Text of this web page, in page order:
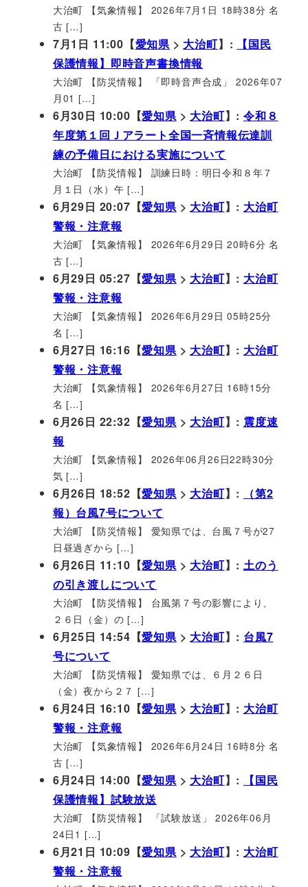
大治町 【気象情報】 2026年7月1日 18時38分 名
古 […]
7月1日 11:00【愛知県 > 大治町】:
【国民
保護情報】即時音声書換情報
大治町 【防災情報】 「即時音声合成」 2026年07
月01 […]
6月30日 10:00【愛知県> 大治町】:令和８
年度第１回Ｊアラート全国一斉情報伝達訓
練の予備日における実施について
大治町 【防災情報】 訓練日時：明日令和８年７
月１日（水）午 […]
6月29日 20:07【愛知県> 大治町】: 大治町
警報・注意報
大治町 【気象情報】 2026年6月29日 20時6分 名
古 […]
6月29日 05:27【愛知県> 大治町】: 大治町
警報・注意報
大治町 【気象情報】 2026年6月29日 05時25分
名 […]
6月27日 16:16【愛知県> 大治町】: 大治町
警報・注意報
大治町 【気象情報】 2026年6月27日 16時15分
名 […]
6月26日 22:32【愛知県> 大治町】: 震度速
報
大治町 【気象情報】 2026年06月26日22時30分
気 […]
6月26日 18:52【愛知県> 大治町】:
（第2
報）台風7号について
大治町 【防災情報】 愛知県では、台風７号が27
日昼過ぎから […]
6月26日 11:10【愛知県> 大治町】:土のう
の引き渡しについて
大治町 【防災情報】 台風第７号の影響により、
２６日（金）の […]
6月25日 14:54【愛知県> 大治町】: 台風7
号について
大治町 【防災情報】 愛知県では、６月２６日
（金）夜から２７ […]
6月24日 16:10【愛知県> 大治町】: 大治町
警報・注意報
大治町 【気象情報】 2026年6月24日 16時8分 名
古 […]
6月24日 14:00【愛知県> 大治町】:
【国民
保護情報】試験放送
大治町 【防災情報】 「試験放送」 2026年06月
24日1 […]
6月21日 10:09【愛知県> 大治町】: 大治町
警報・注意報